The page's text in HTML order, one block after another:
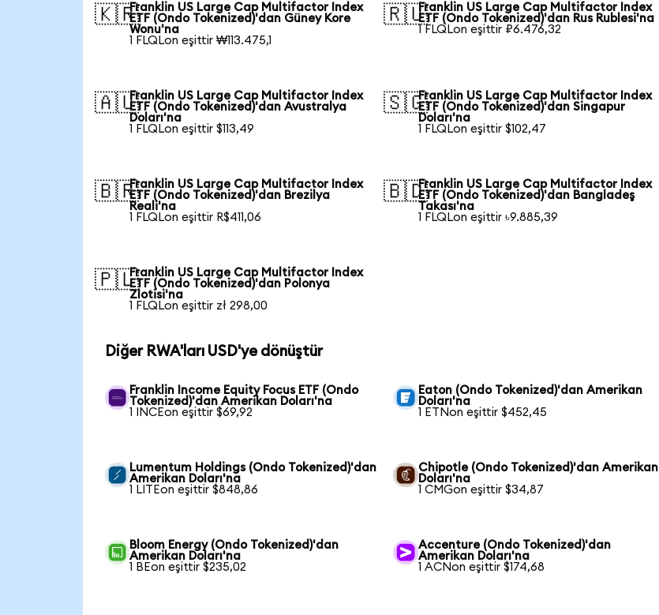
🇰🇷Franklin US Large Cap Multifactor Index
ETF (Ondo Tokenized)'dan Güney Kore
Wonu'na
1 FLQLon eşittir ₩113.475,1
🇷🇺Franklin US Large Cap Multifactor Index
ETF (Ondo Tokenized)'dan Rus Rublesi'na
1 FLQLon eşittir ₽6.476,32
🇦🇺Franklin US Large Cap Multifactor Index
ETF (Ondo Tokenized)'dan Avustralya
Doları'na
1 FLQLon eşittir $113,49
🇸🇬Franklin US Large Cap Multifactor Index
ETF (Ondo Tokenized)'dan Singapur
Doları'na
1 FLQLon eşittir $102,47
🇧🇷Franklin US Large Cap Multifactor Index
ETF (Ondo Tokenized)'dan Brezilya
Reali'na
1 FLQLon eşittir R$411,06
🇧🇩Franklin US Large Cap Multifactor Index
ETF (Ondo Tokenized)'dan Bangladeş
Takası'na
1 FLQLon eşittir ৳9.885,39
🇵🇱Franklin US Large Cap Multifactor Index
ETF (Ondo Tokenized)'dan Polonya
Zlotisi'na
1 FLQLon eşittir zł 298,00
Diğer RWA'ları USD'ye dönüştür
Franklin Income Equity Focus ETF (Ondo
Tokenized)'dan Amerikan Doları'na
1 INCEon eşittir $69,92
Eaton (Ondo Tokenized)'dan Amerikan
Doları'na
1 ETNon eşittir $452,45
Lumentum Holdings (Ondo Tokenized)'dan
Amerikan Doları'na
1 LITEon eşittir $848,86
Chipotle (Ondo Tokenized)'dan Amerikan
Doları'na
1 CMGon eşittir $34,87
Bloom Energy (Ondo Tokenized)'dan
Amerikan Doları'na
1 BEon eşittir $235,02
Accenture (Ondo Tokenized)'dan
Amerikan Doları'na
1 ACNon eşittir $174,68